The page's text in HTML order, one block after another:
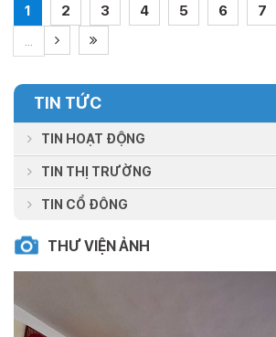
1 2 3 4 5 6 7
TIN TỨC
TIN HOẠT ĐỘNG
TIN THỊ TRƯỜNG
TIN CỔ ĐÔNG
THƯ VIỆN ẢNH